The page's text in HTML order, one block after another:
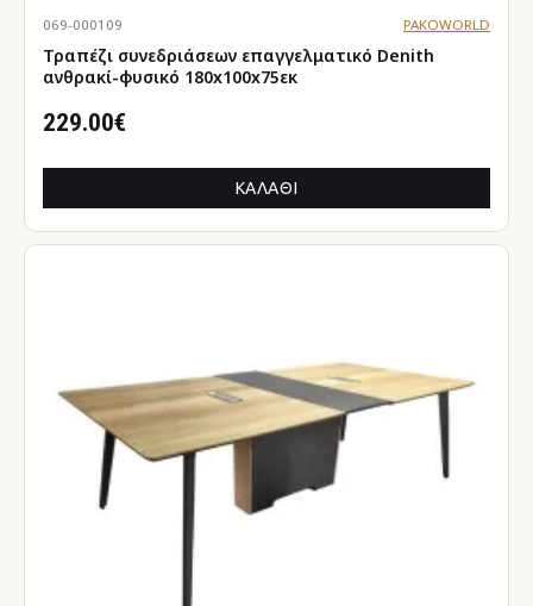
069-000109 PAKOWORLD
Τραπέζι συνεδριάσεων επαγγελματικό Denith
ανθρακί-φυσικό 180x100x75εκ
229.00€
ΚΑΛΆΘΙ